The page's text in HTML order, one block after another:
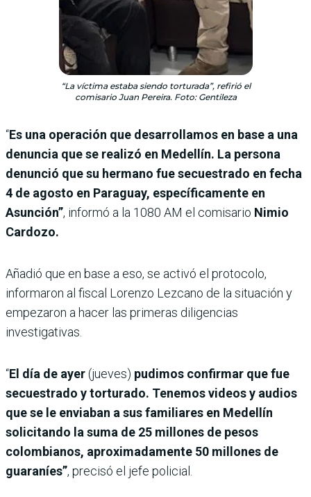
“La víctima estaba siendo torturada”, refirió el
comisario Juan Pereira. Foto: Gentileza
“Es una operación que desarrollamos en base a una
denuncia que se realizó en Medellín. La persona
denunció que su hermano fue secuestrado en fecha
4 de agosto en Paraguay, específicamente en
Asunción”, informó a la 1080 AM el comisario Nimio
Cardozo.
Añadió que en base a eso, se activó el protocolo,
informaron al fiscal Lorenzo Lezcano de la situación y
empezaron a hacer las primeras diligencias
investigativas.
“El día de ayer(jueves) pudimos confirmar que fue
secuestrado y torturado. Tenemos videos y audios
que se le enviaban a sus familiares en Medellín
solicitando la suma de 25 millones de pesos
colombianos, aproximadamente 50 millones de
guaraníes”, precisó el jefe policial.